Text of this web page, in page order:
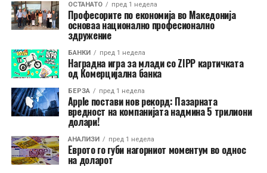
ОСТАНАТО пред 1 недела
Професорите по економија во Македонија
основаа национално професионално
здружение
БАНКИ пред 1 недела
Наградна игра за млади со ZIPP картичката
од Комерцијална банка
БЕРЗА пред 1 недела
Apple постави нов рекорд: Пазарната
вредност на компанијата надмина 5 трилиони
долари!
АНАЛИЗИ пред 1 недела
Еврото го губи нагорниот моментум во однос
на доларот